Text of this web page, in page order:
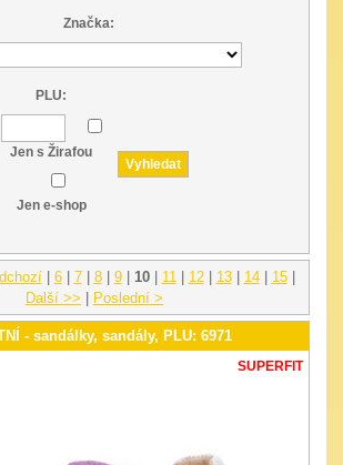
Značka:
PLU:
Jen s Žirafou
Jen e-shop
| 6| 7| 8| 9| 10| 11| 12| 13| 14| 15|
Další >>
Poslední >
- sandálky, sandály, PLU: 6971
SUPERFIT